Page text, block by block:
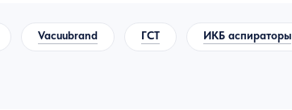
Vacuubrand ГСТ ИКБ аспираторы